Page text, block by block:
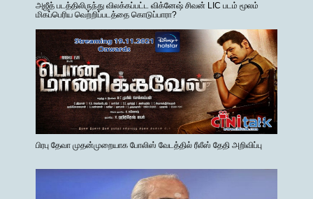
அஜீத் படத்திலிருந்து விலக்கப்பட்ட விக்னேஷ் சிவன் LIC படம் மூலம்
மிகப்பெரிய வெற்றிப்படத்தை கொடுப்பாரா?
பிரபு தேவா முதன்முறையாக போலிஸ் வேடத்தில் ரீலீஸ் தேதி அறிவிப்பு